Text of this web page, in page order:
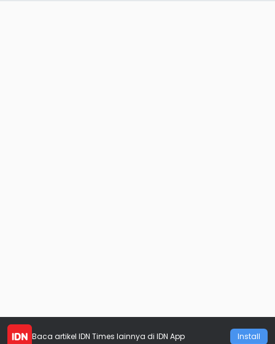
Baca artikel IDN Times lainnya di IDN App Install